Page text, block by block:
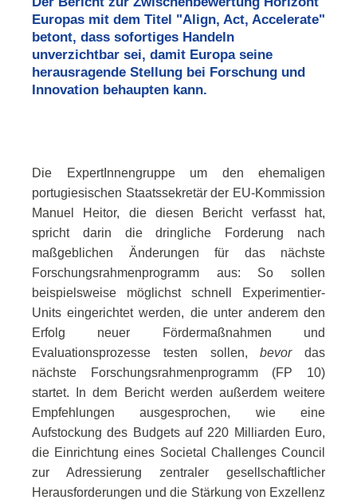
Europas mit dem Titel "Align, Act, Accelerate"
betont, dass sofortiges Handeln
unverzichtbar sei, damit Europa seine
herausragende Stellung bei Forschung und
Innovation behaupten kann.
Die ExpertInnengruppe um den ehemaligen
portugiesischen Staatssekretär der EU-Kommission
Manuel Heitor, die diesen Bericht verfasst hat,
spricht darin die dringliche Forderung nach
maßgeblichen Änderungen für das nächste
Forschungsrahmenprogramm aus: So sollen
beispielsweise möglichst schnell Experimentier-
Units eingerichtet werden, die unter anderem den
Erfolg neuer Fördermaßnahmen und
Evaluationsprozesse testen sollen,bevordas
nächste Forschungsrahmenprogramm (FP 10)
startet. In dem Bericht werden außerdem weitere
Empfehlungen ausgesprochen, wie eine
Aufstockung des Budgetsauf 220 Milliarden Euro,
die Einrichtung eines Societal Challenges Council
zur Adressierung zentraler gesellschaftlicher
Herausforderungen und die Stärkung von Exzellenz